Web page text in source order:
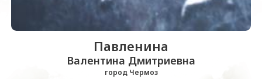
Павленина
Валентина Дмитриевна
город Чермоз